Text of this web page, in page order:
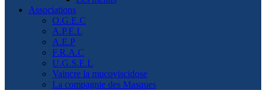
Associations
O.G.E.C
A.P.E.L
A.E.P
F.R.A.C
U.G.S.E.L
Vaincre la mucoviscidose
La compagnie des Masques